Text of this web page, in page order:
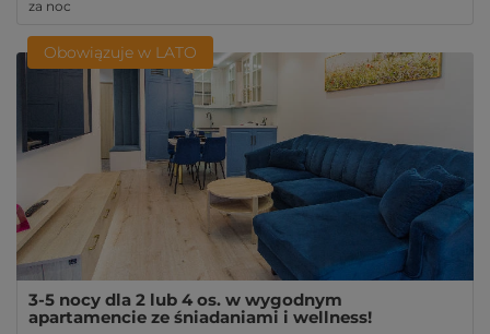
za noc
Obowiązuje w LATO
3-5 nocy dla 2 lub 4 os. w wygodnym
apartamencie ze śniadaniami i wellness!